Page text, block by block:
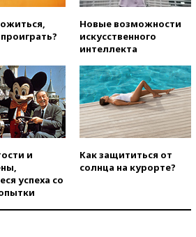
сбила 200 украинских
беспилотников
золотых медалей выиграли на
ЧЕ российские синхронистки
вчера, 20:15ТАСС: жизни
главы «Уралдронзавода»
после взрыва ничего не
вчера, 20:08 По всей Грузии
снова отключилось
вчера, 20:00Зеленский связал
Новые возможности
искусственного
интеллекта
и
успеха со
Как защититься от
солнца на курорте?